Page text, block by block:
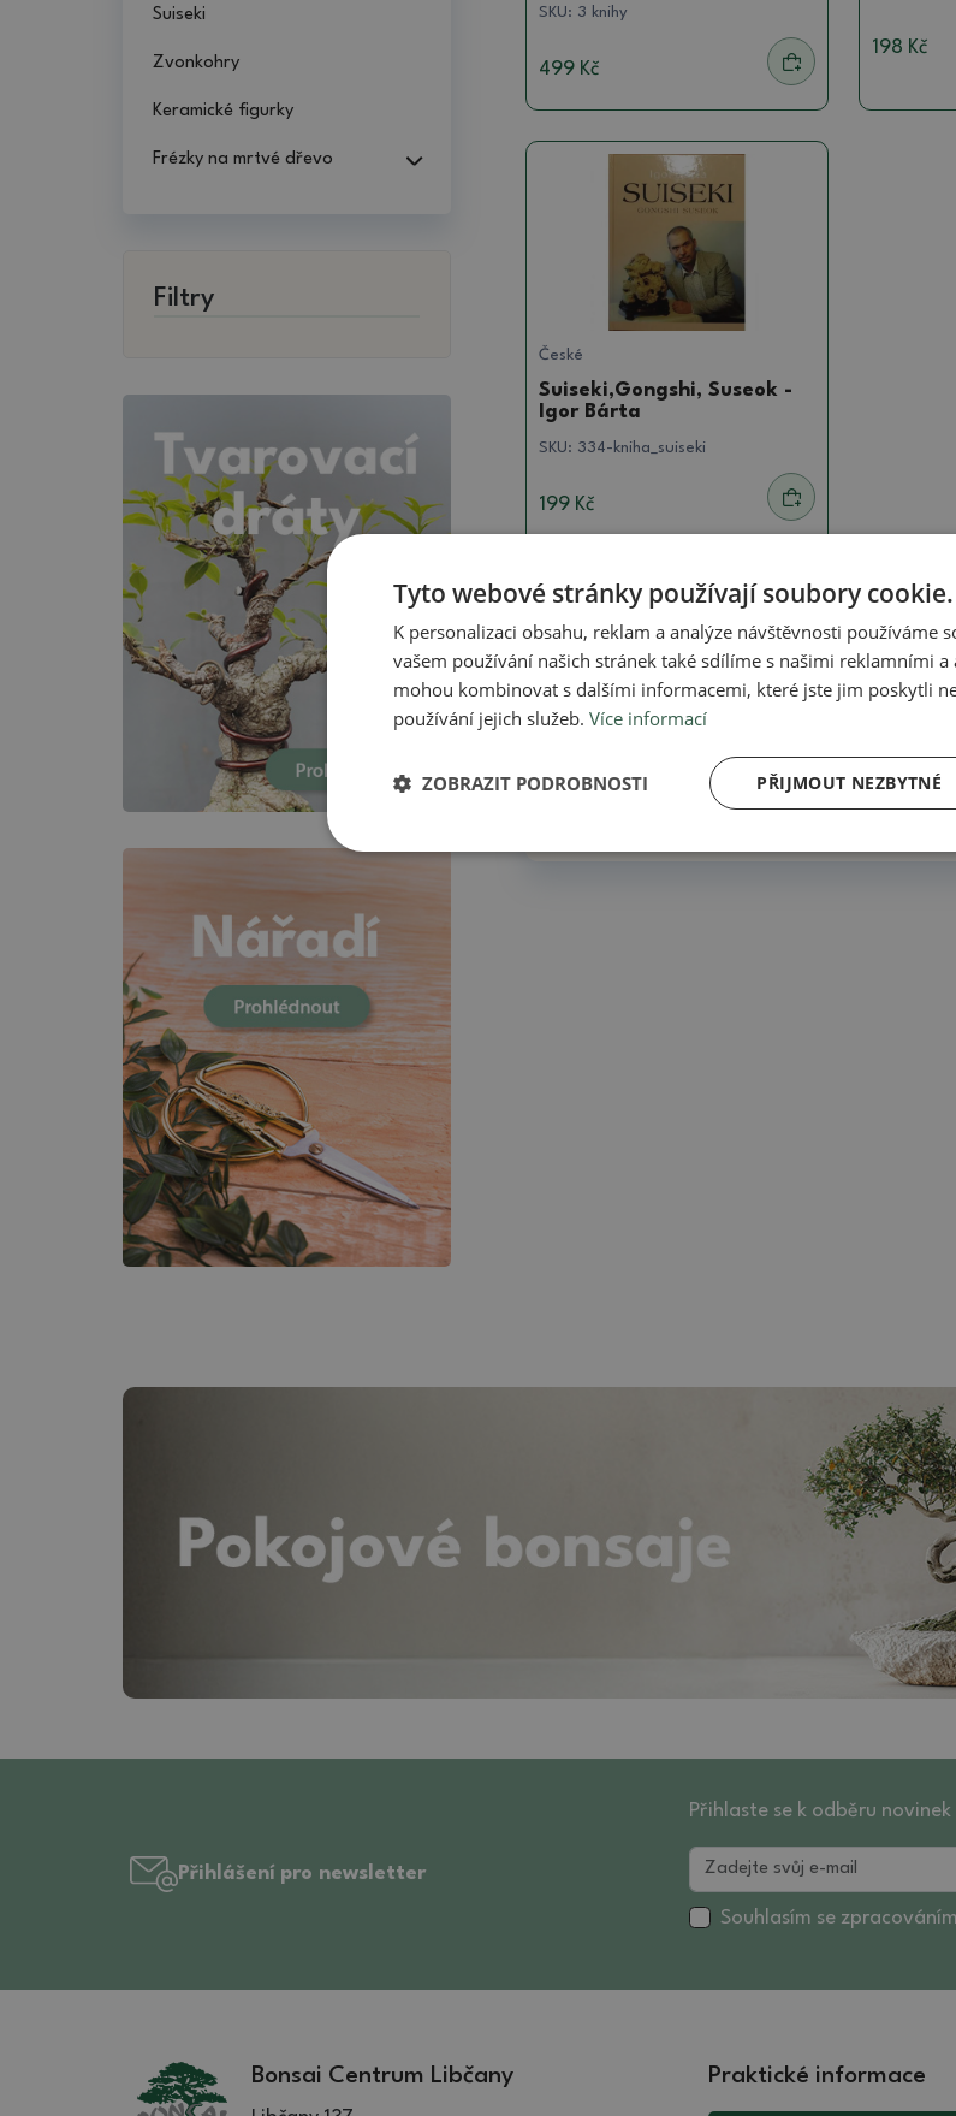
Suiseki
Zvonkohry
Keramické figurky
Frézky na mrtvé dřevo
Filtry
SKU: 3 knihy
499 Kč
198 Kč
České
Suiseki,Gongshi, Suseok -
Igor Bárta
SKU: 334-kniha_suiseki
199 Kč
Proč nakoupit u nás
Vše skladem – žádné ilustrační fotografie
Přes 30 let zkušeností!
Přihlášení pro newsletter
Přihlaste se k odběru
Souhlasím se zpracováním
Bonsai Centrum Libčany Praktické informace
Tyto webové stránky používají soubory cookie.
K personalizaci obsahu, reklam a analýze návštěvnosti používáme
vašem používání našich stránek také sdílíme s našimi reklamními
mohou kombinovat s dalšími informacemi, které jste jim poskytli
používání jejich služeb. Více informací
PŘIJMOUT NEZBYTNÉ
ZOBRAZIT PODROBNOSTI